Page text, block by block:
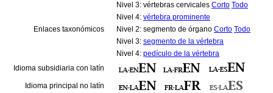
Nivel 3: vértebras cervicales Corto Todo
Nivel 4: vértebra prominente
Enlaces taxonómicos
Nivel 2: segmento de órgano Corto Todo
Nivel 3: segmento de la vértebra
Nivel 4: pedículo de la vértebra
Idioma subsidiaria con latín
Idioma principal no latín